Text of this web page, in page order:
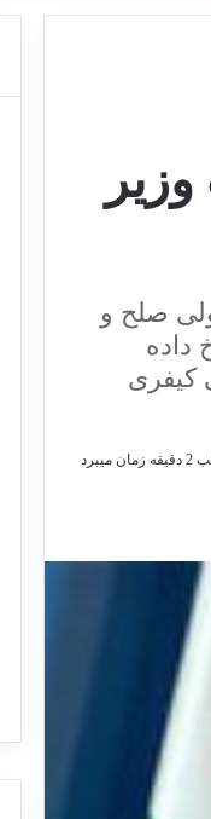
صلح و
داده
کیفری